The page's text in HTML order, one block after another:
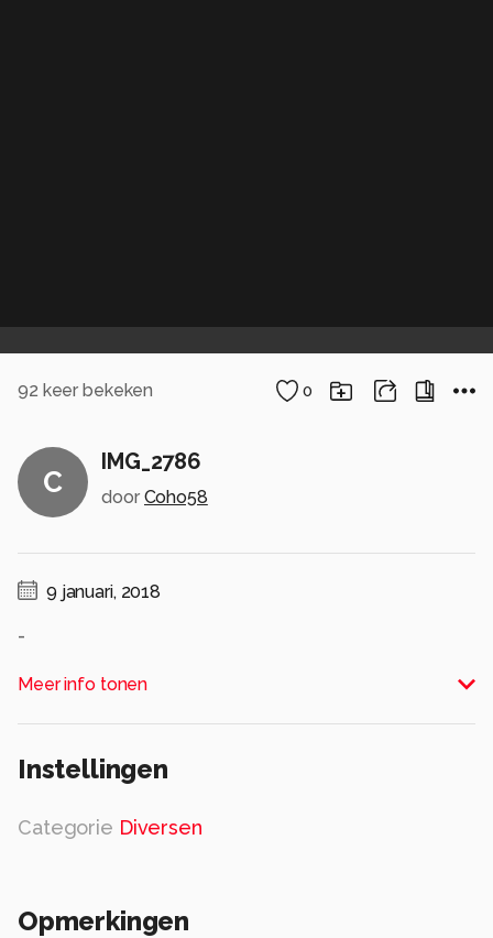
92 keer bekeken 0
C
IMG_2786
door Coho58
9 januari, 2018
-
Alle rechten voorbehouden
Meer info tonen
Instellingen
Categorie Diversen
Opmerkingen